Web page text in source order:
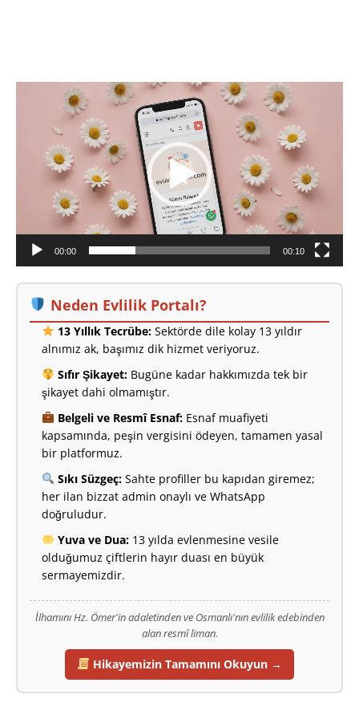
00:00 00:10
Neden Evlilik Portalı?
13 Yıllık Tecrübe:Sektörde dile kolay 13 yıldır
alnımız ak, başımız dik hizmet veriyoruz.
Sıfır Şikayet:Bugüne kadar hakkımızda tek bir
şikayet dahi olmamıştır.
Belgeli ve Resmî Esnaf:Esnaf muafiyeti
kapsamında, peşin vergisini ödeyen, tamamen yasal
bir platformuz.
Sıkı Süzgeç:Sahte profiller bu kapıdan giremez;
her ilan bizzat admin onaylı ve WhatsApp
doğruludur.
Yuva ve Dua:13 yılda evlenmesine vesile
olduğumuz çiftlerin hayır duası en büyük
sermayemizdir.
İlhamını Hz. Ömer'in adaletinden ve Osmanlı'nın evlilik edebinden
alan resmî liman.
Hikayemizin Tamamını Okuyun →